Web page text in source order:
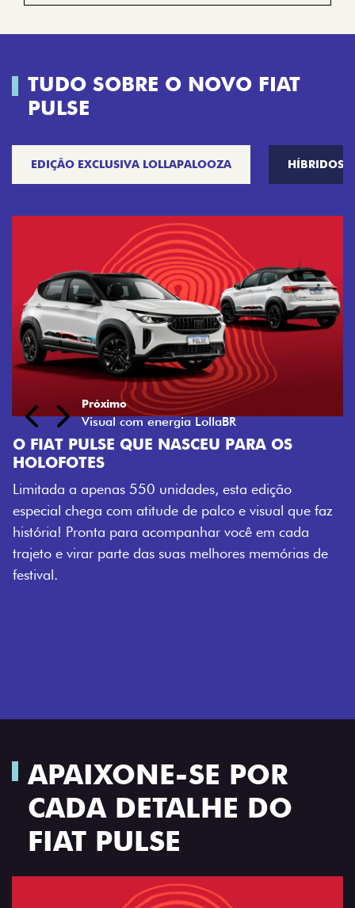
TUDO SOBRE O NOVO FIAT
PULSE
EDIÇÃO EXCLUSIVA LOLLAPALOOZA HÍBRIDOS
PARA OS
esta edição
palco e visual que faz
você em cada
melhores memórias de
APAIXONE-SE POR
CADA DETALHE DO
FIAT PULSE